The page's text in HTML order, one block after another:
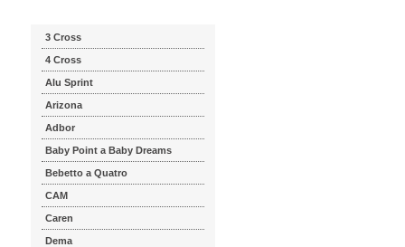
3 Cross
4 Cross
Alu Sprint
Arizona
Adbor
Baby Point a Baby Dreams
Bebetto a Quatro
CAM
Caren
Dema